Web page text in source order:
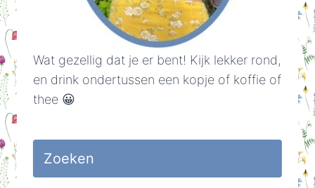
Wat gezellig dat je er bent! Kijk lekker rond,
en drink ondertussen een kopje of koffie of
thee 😀
Zoeken